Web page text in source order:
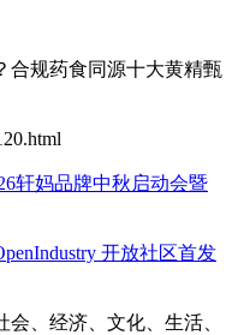
合规药食同源十大黄精甄
轩妈品牌中秋启动会暨
开放社区首发
、经济、文化、生活、